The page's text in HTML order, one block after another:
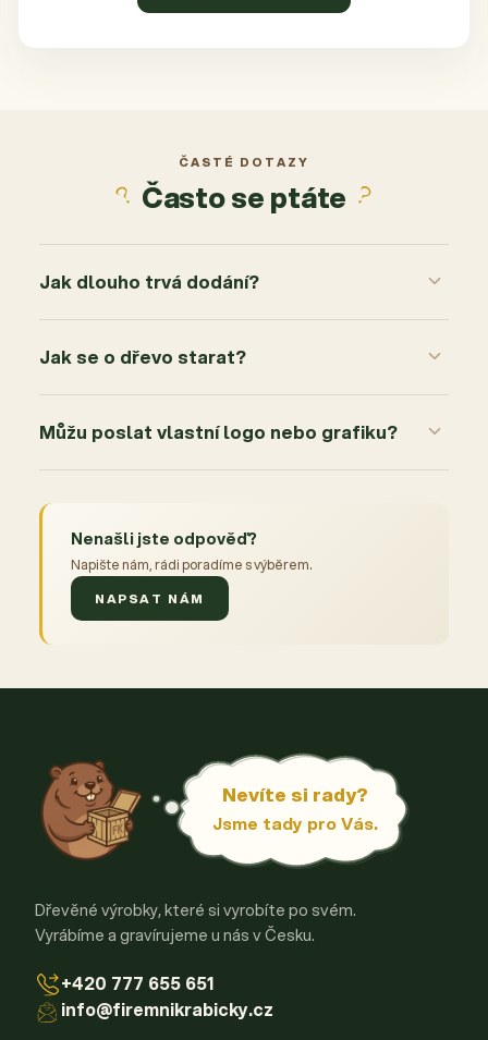
ČASTÉ DOTAZY
Často se ptáte
Jak dlouho trvá dodání?
Jak se o dřevo starat?
Můžu poslat vlastní logo nebo grafiku?
Nenašli jste odpověď?
Napište nám, rádi poradíme s výběrem.
NAPSAT NÁM
Nevíte si rady?
Jsme tady pro Vás.
Dřevěné výrobky, které si vyrobíte po svém.
Vyrábíme a gravírujeme u nás v Česku.
+420 777 655 651
info@firemnikrabicky.cz